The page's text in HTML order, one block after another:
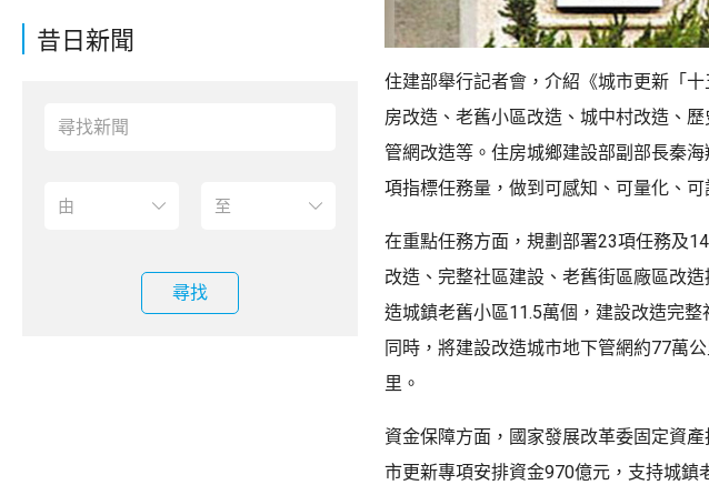
昔日新聞
尋找
住建部舉行記者會，介紹《城市更新「
房改造、老舊小區改造、城中村改造、
管網改造等。住房城鄉建設部副部長秦
項指標任務量，做到可感知、可量化、
在重點任務方面，規劃部署23項任務及
改造、完整社區建設、老舊街區廠區改
造城鎮老舊小區11.5萬個，建設改造完
同時，將建設改造城市地下管網約77萬
里。
資金保障方面，國家發展改革委固定資
市更新專項安排資金970億元，支持城